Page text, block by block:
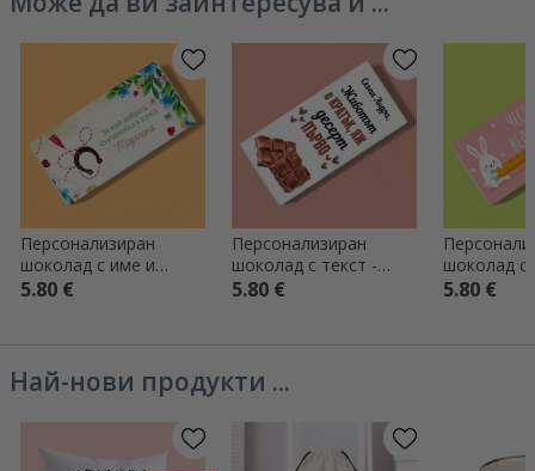
Персонализиран
шоколад с име и
послание за нея
5.80 €
Персонализиран
шоколад с текст -
Животът е кратък
5.80 €
шоколад с
послание
5.80 €
Най-нови продукти ...